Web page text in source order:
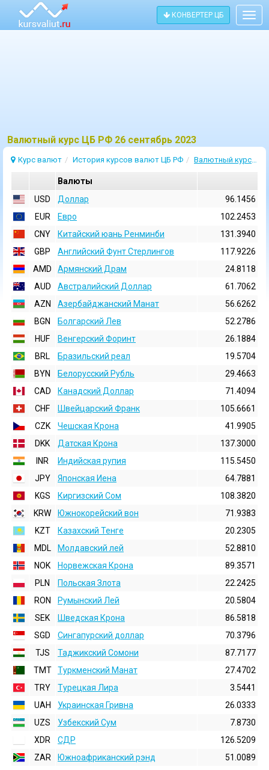
КОНВЕРТЕР ЦБ
Bалютный курс ЦБ РФ 26 сентябрь 2023
Курс валют История курсов валют ЦБ РФ Валютный курс 26 Сентябрь 2023
Валюты
USD
Доллар
96.1456
EUR
Евро
102.2453
CNY
Китайский юань Ренминби
131.3940
GBP
Английский Фунт Стерлингов
117.9226
AMD
Армянский Драм
24.8118
AUD
Австралийский Доллар
61.7062
AZN
Азербайджанский Манат
56.6262
BGN
Болгарский Лев
52.2786
HUF
Венгерский Форинт
26.1884
BRL
Бразильский реал
19.5704
BYN
Белорусский Рубль
29.4663
CAD
Канадский Доллар
71.4094
CHF
Швейцарский Франк
105.6661
CZK
Чешская Крона
41.9905
DKK
Датская Крона
137.3000
INR
Индийская pупия
115.5450
JPY
Японская Иена
64.7881
KGS
Киргизский Сом
108.3820
KRW
Южнокорейский вон
71.9383
KZT
Казахский Тенге
20.2305
MDL
Молдавский лей
52.8810
NOK
Норвежская Крона
89.3571
PLN
Польская Злота
22.2425
RON
Румынский Лей
20.5804
SEK
Шведская Крона
86.5818
SGD
Сингапурский доллар
70.3796
TJS
Таджикский Сомони
87.7177
TMT
Туркменский Манат
27.4702
TRY
Турецкая Лира
3.5441
UAH
Украинская Гривна
26.0333
UZS
Узбекский Сум
7.8730
XDR
СДР
126.5209
ZAR
Южноафриканский рэнд 51.0089